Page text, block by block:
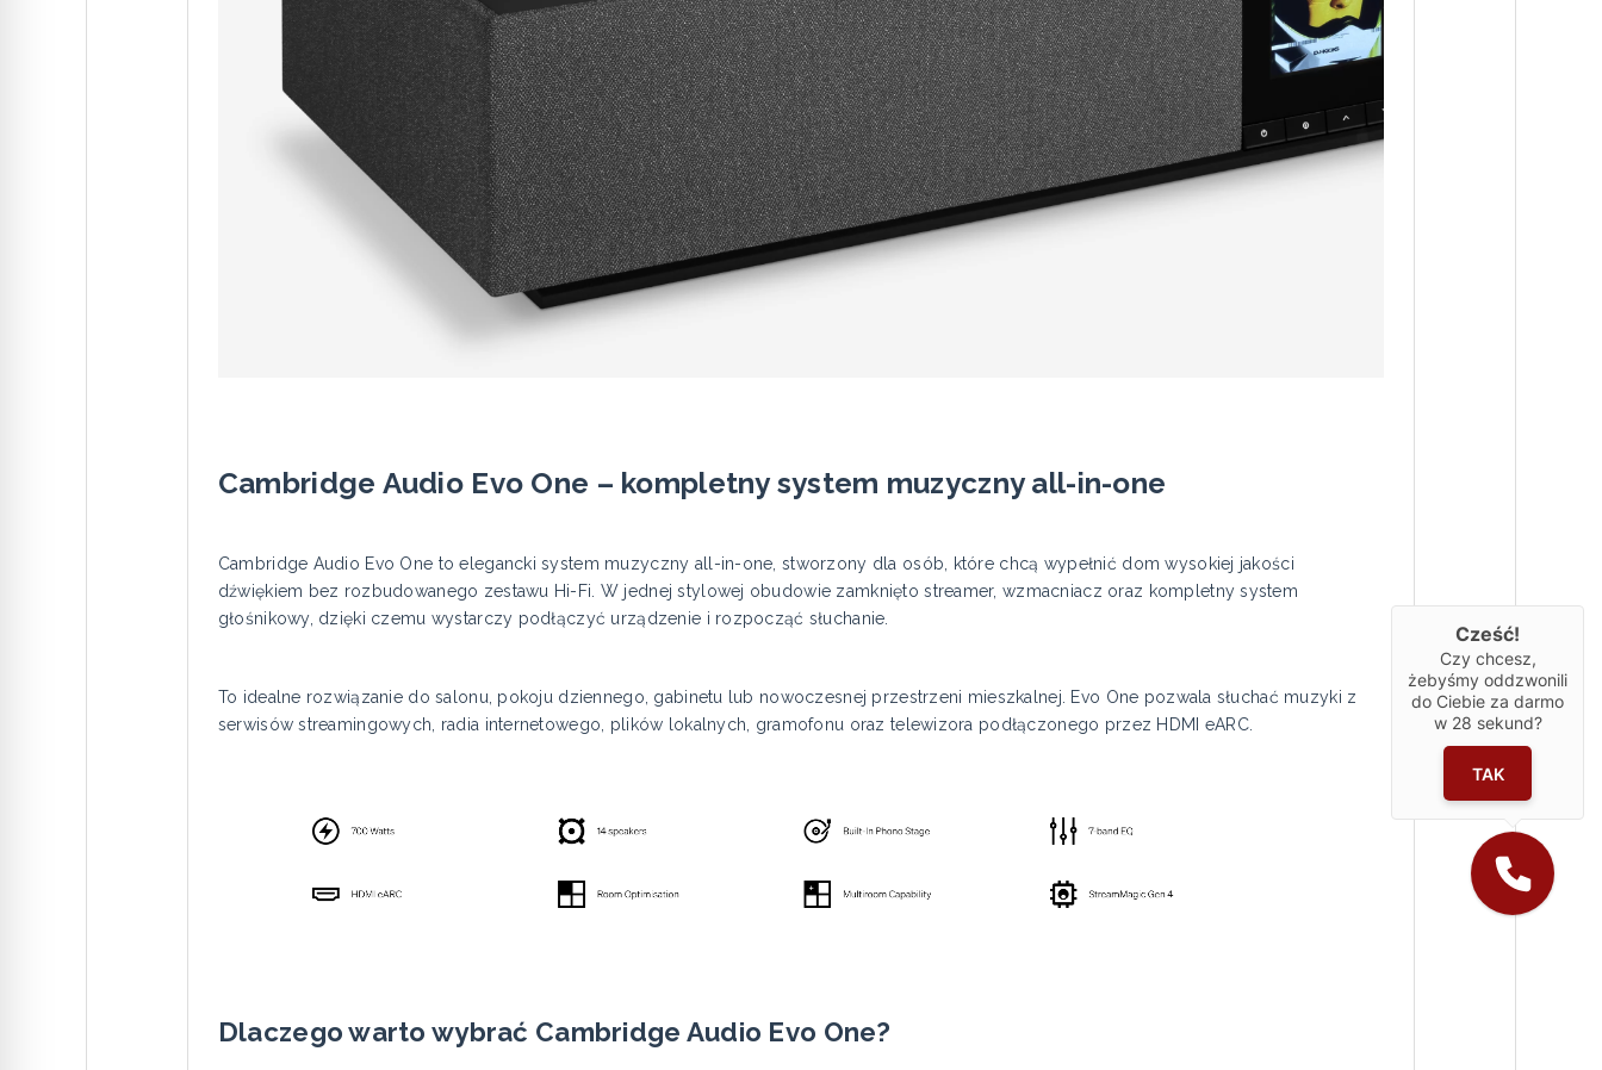
Cambridge Audio Evo One – kompletny system muzyczny all-in-one
Cambridge Audio Evo One to elegancki system muzyczny all-in-one, stworzony dla osób, które chcą wypełnić dom wysokiej jakości
dźwiękiem bez rozbudowanego zestawu Hi-Fi. W jednej stylowej obudowie zamknięto streamer, wzmacniacz oraz kompletny system
głośnikowy, dzięki czemu wystarczy podłączyć urządzenie i rozpocząć słuchanie.
To idealne rozwiązanie do salonu, pokoju dziennego, gabinetu lub nowoczesnej przestrzeni mieszkalnej. Evo One pozwala słuchać muzyki z
serwisów streamingowych, radia internetowego, plików lokalnych, gramofonu oraz telewizora podłączonego przez HDMI eARC.
Dlaczego warto wybrać Cambridge Audio Evo One?
Cześć!
Czy chcesz,
żebyśmy oddzwonili
do Ciebie za darmo
w 28 sekund?
TAK